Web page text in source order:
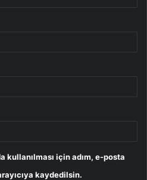
kullanılması için adım, e-posta
kaydedilsin.